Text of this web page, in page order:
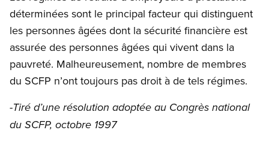
déterminées sont le principal facteur qui distinguent
les personnes âgées dont la sécurité financière est
assurée des personnes âgées qui vivent dans la
pauvreté. Malheureusement, nombre de membres
du SCFP n’ont toujours pas droit à de tels régimes.
-Tiré d’une résolution adoptée au Congrès national
du SCFP, octobre 1997